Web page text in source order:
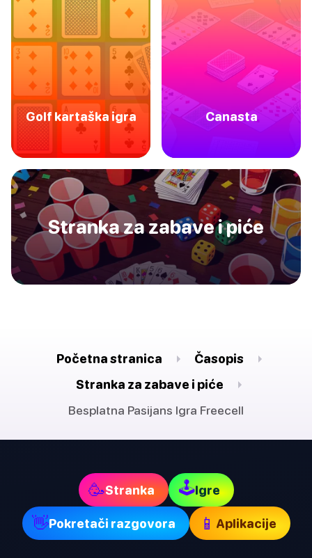
Golf kartaška igra Canasta
Stranka za zabave i piće
Početna stranica
Časopis
Stranka za zabave i piće
Besplatna Pasijans Igra Freecell
🥳Stranka 🕹Igre
👋Pokretači razgovora 📱 Aplikacije